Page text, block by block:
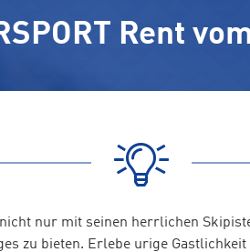
Rent
nur mit seinen herrlichen
zu bieten. Erlebe urige